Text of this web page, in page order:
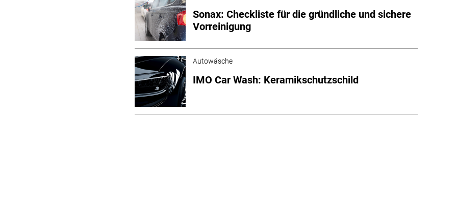
Sonax: Checkliste für die gründliche und sichere
Vorreinigung
Autowäsche
IMO Car Wash: Keramikschutzschild